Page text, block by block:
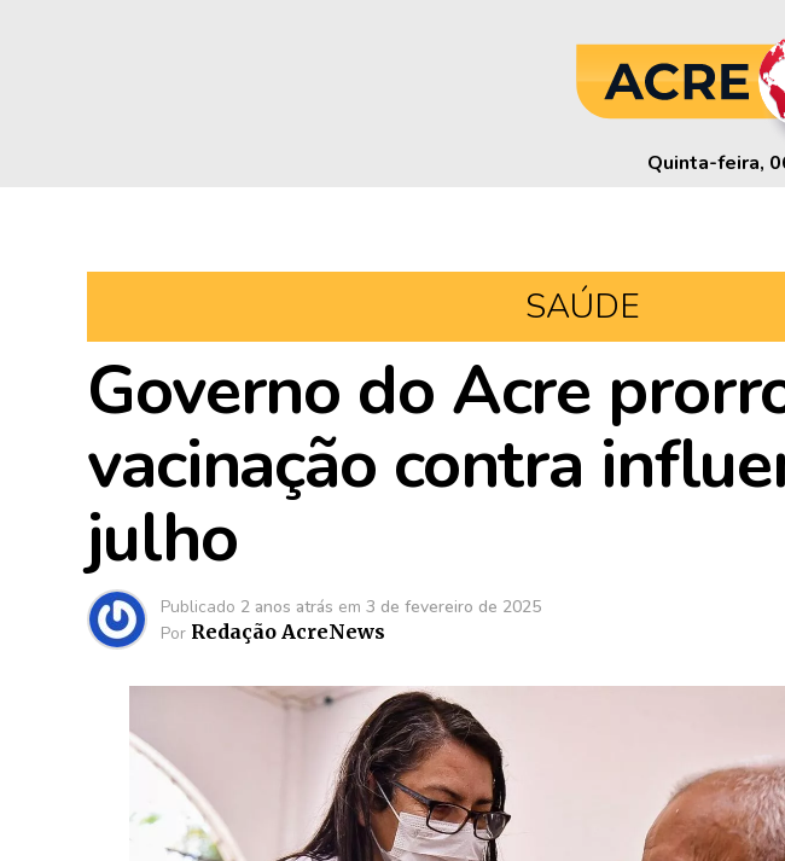
Quinta-feira,
SAÚDE
Governo do Acre
vacinação contra
julho
Publicado 2 anos atrás em 3 de fevereiro de 2025
Por Redação AcreNews